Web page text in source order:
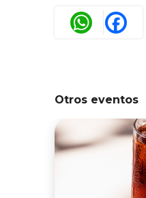
WhatsApp
Otros eventos